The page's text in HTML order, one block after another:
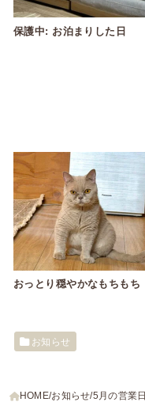
保護中: お泊まりした日
おっとり穏やかなもちもち
お知らせ
HOME お知らせ 5月の営業日